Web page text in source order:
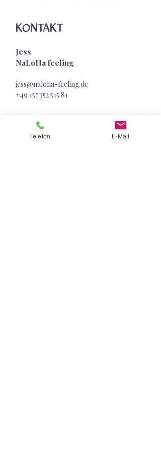
KONTAKT
Jess
NaLoHa feeling
jess@naloha-feeling.de
+49 157 352 515 81
Sensible Superkraft
Telefon E-Mail